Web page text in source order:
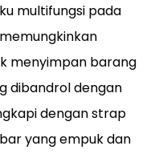
multifungsi pada
menyimpan barang
dibandrol dengan
dengan strap
yang empuk dan